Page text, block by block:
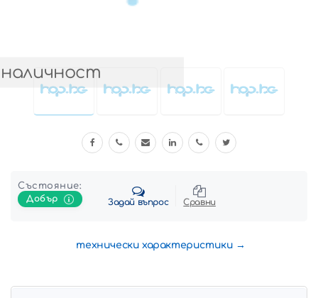
Състояние:
Добър
Задай въпрос Сравни
технически характеристики